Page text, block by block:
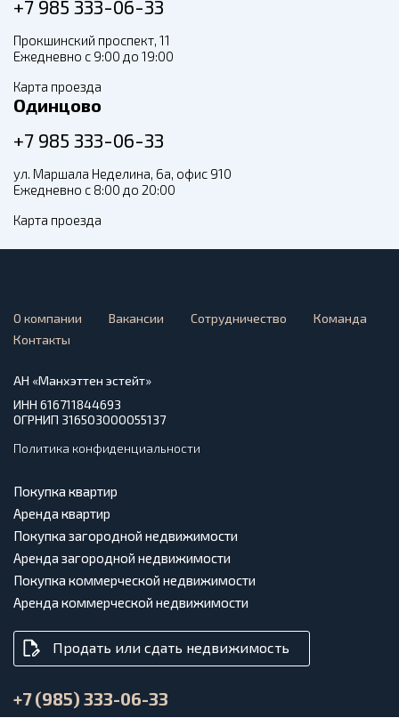
+7 985 333-06-33
Прокшинский проспект, 11
Ежедневно с 9:00 до 19:00
Карта проезда
Одинцово
+7 985 333-06-33
ул. Маршала Неделина, 6а, офис 910
Ежедневно с 8:00 до 20:00
Карта проезда
О компании Вакансии Сотрудничество
Команда
Контакты
АН «Манхэттен эстейт»
ИНН 616711844693
ОГРНИП 316503000055137
Политика конфиденциальности
Покупка квартир
Аренда квартир
Покупка загородной недвижимости
Аренда загородной недвижимости
Покупка коммерческой недвижимости
Аренда коммерческой недвижимости
Продать или сдать недвижимость
+7 (985) 333-06-33